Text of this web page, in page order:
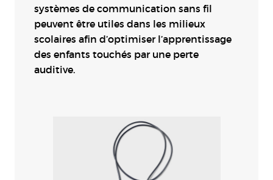
systèmes de communication sans fil
peuvent être utiles dans les milieux
scolaires afin d’optimiser l’apprentissage
des enfants touchés par une perte
auditive.